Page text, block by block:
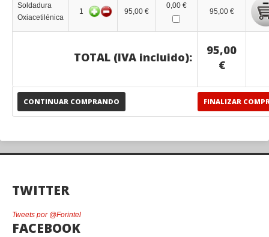
CONTINUAR COMPRANDO FINALIZAR
Soldadura
Oxiacetilénica
1 95,00 €
0,00 €
95,00 €
TOTAL (IVA incluido):
95,00
€
TWITTER
Tweets por @Forintel
FACEBOOK